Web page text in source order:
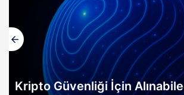
Kripto Güvenliği İçin